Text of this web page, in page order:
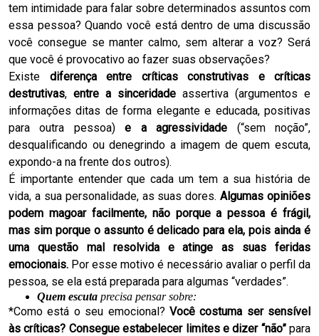
tem intimidade para falar sobre determinados assuntos com
essa pessoa? Quando você está dentro de uma discussão
você consegue se manter calmo, sem alterar a voz? Será
que você é provocativo ao fazer suas observações?
Existe diferença entre críticas construtivas e críticas
destrutivas, entre a sinceridade assertiva (argumentos e
informações ditas de forma elegante e educada, positivas
para outra pessoa)e a agressividade (“sem noção”,
desqualificando ou denegrindo a imagem de quem escuta,
expondo-a na frente dos outros).
É importante entender que cada um tem a sua história de
vida, a sua personalidade, as suas dores. Algumas opiniões
podem magoar facilmente, não porque a pessoa é frágil,
mas sim porque o assunto é delicado para ela, pois ainda é
uma questão mal resolvida e atinge as suas feridas
emocionais. Por esse motivo é necessário avaliar o perfil da
pessoa, se ela está preparada para algumas “verdades”.
Quem escuta precisa pensar sobre:
*Como está o seu emocional? Você costuma ser sensível
às críticas? Consegue estabelecer limites e dizer “não”para